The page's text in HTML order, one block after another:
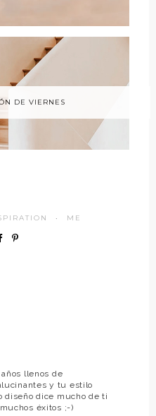
DE VIERNES
· ME
llenos de
y tu estilo
diseño dice mucho de ti
éxitos ;-)